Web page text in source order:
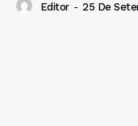
Editor - 25 De